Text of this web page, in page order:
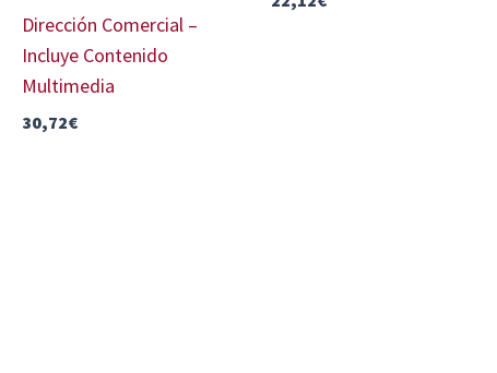
Dirección Comercial –
Incluye Contenido
Multimedia
30,72€